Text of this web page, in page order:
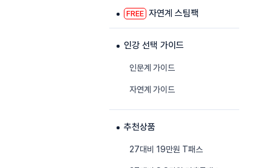
FREE 자연계 스팀팩
인강 선택 가이드
인문계 가이드
자연계 가이드
추천상품
27대비 19만원 T패스